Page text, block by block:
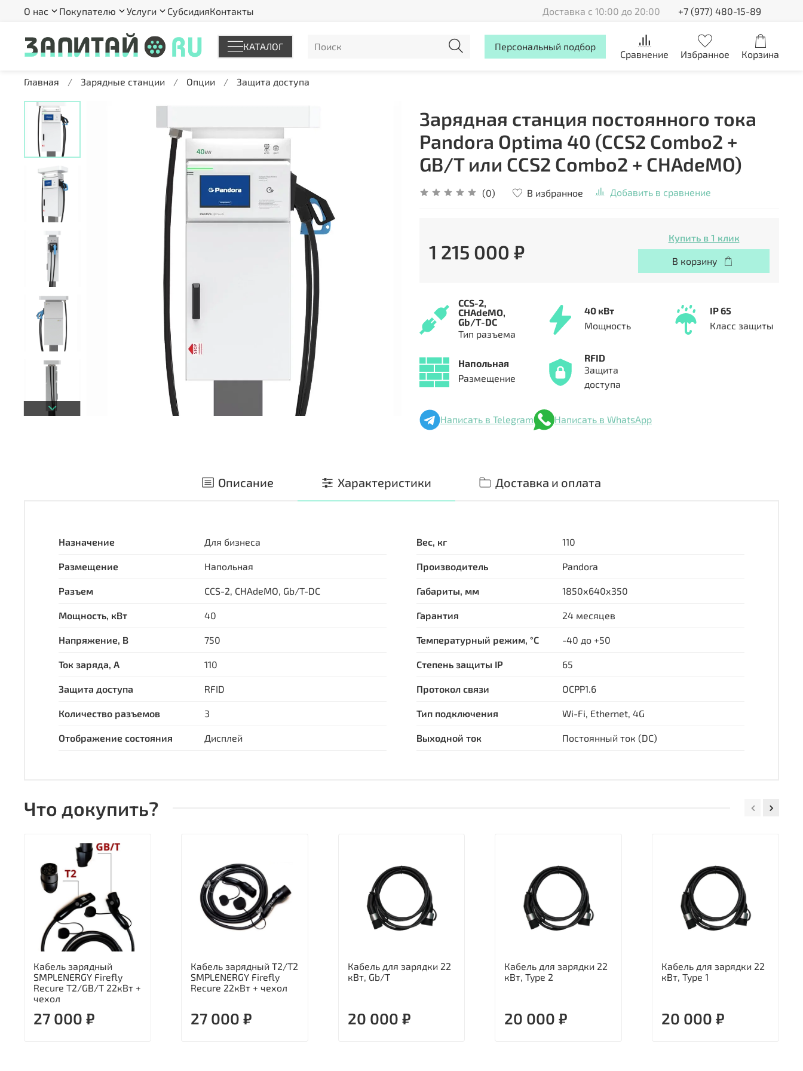
О нас Покупателю Услуги Контакты
Субсидия Доставка с 10:00 до 20:00 +7 (977) 480-15-89
КАТАЛОГ Персональный подбор
Сравнение Избранное Корзина
Главная Зарядные станции Опции Защита доступа
Зарядная станция постоянного тока
Pandora Optima 40 (CCS2 Combo2 +
GB/T или CCS2 Combo2 + CHAdeMO)
(0) В избранное Добавить в сравнение
1 215 000 ₽
Купить в 1 клик
В корзину
Напольная
Размещение
CCS-2,
CHAdeMO,
Gb/T-DC
Тип разъема
40 кВт
Мощность
RFID
Защита
доступа
IP 65
Класс защиты
Написать в Telegram Написать в WhatsApp
Описание Характеристики Доставка и оплата
Назначение Для бизнеса
Размещение Напольная
Разъем CCS-2, CHAdeMO, Gb/T-DC
Мощность, кВт 40
Напряжение, В 750
Ток заряда, А 110
Защита доступа RFID
Количество разъемов 3
Отображение состояния Дисплей
Вес, кг 110
Производитель Pandora
Габариты, мм 1850х640х350
Гарантия 24 месяцев
Температурный режим, °С -40 до +50
Степень защиты IP 65
Протокол связи OCPP1.6
Тип подключения Wi-Fi, Ethernet, 4G
Выходной ток Постоянный ток (DC)
Что докупить?
Кабель зарядный
SMPLENERGY Firefly
Recure T2/GB/T 22кВт +
чехол
27 000 ₽
Кабель зарядный Т2/Т2
SMPLENERGY Firefly
Recure 22кВт + чехол
27 000 ₽
Кабель для зарядки 22
кВт, Gb/T
20 000 ₽
Кабель для зарядки 22
кВт, Type 2
20 000 ₽
Кабель для зарядки 22
кВт, Type 1
20 000 ₽